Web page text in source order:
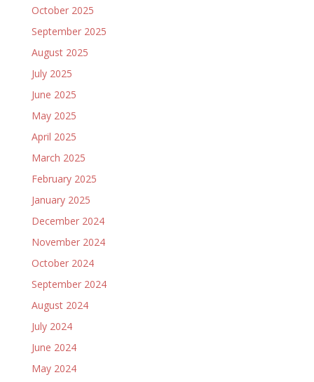
October 2025
September 2025
August 2025
July 2025
June 2025
May 2025
April 2025
March 2025
February 2025
January 2025
December 2024
November 2024
October 2024
September 2024
August 2024
July 2024
June 2024
May 2024